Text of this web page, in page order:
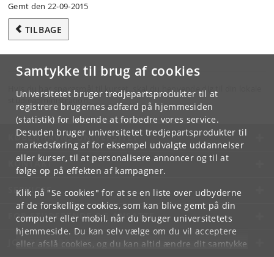
Samtykke til brug af cookies
Universitetet bruger tredjepartsprodukter til at
registrere brugernes adfærd på hjemmesiden
(statistik) for løbende at forbedre vores service.
Desuden bruger universitetet tredjepartsprodukter til
markedsføring af for eksempel udvalgte uddannelser
eller kurser, til at personalisere annoncer og til at
følge op på effekten af kampagner.
Klik på "Se cookies" for at se en liste over udbyderne
af de forskellige cookies, som kan blive gemt på din
computer eller mobil, når du bruger universitetets
hjemmeside. Du kan selv vælge om du vil acceptere
eller afslå cookies, og du kan altid ændre dit samtykke
Gemt den 22-09-2015
TILBAGE
Hvis du har spørgsmål til kurset, skal du henvende dig til din lokale
studieadministration.
KØBENHAVNS UNIVERSITET
KONTAKT
SERVICES
FOR STUDERENDE OG ANSATTE
JOB OG KARRIERE